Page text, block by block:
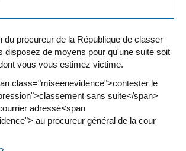
du procureur de la République de classer
disposez de moyens pour qu'une suite soit
vous vous estimez victime.
class="miseenevidence">contester le
sans suite</span>
adressé<span
au procureur général de la cour